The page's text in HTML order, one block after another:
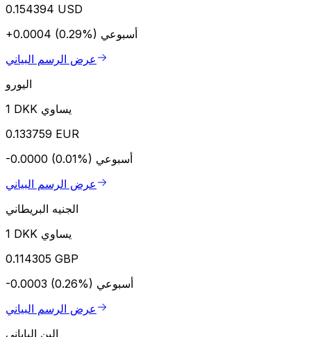
0.154394 USD
+0.0004 (0.29%) أسبوعي
عرض الرسم البياني
اليورو
1 DKK يساوي
0.133759 EUR
-0.0000 (0.01%) أسبوعي
عرض الرسم البياني
الجنيه البريطاني
1 DKK يساوي
0.114305 GBP
-0.0003 (0.26%) أسبوعي
عرض الرسم البياني
الين الياباني